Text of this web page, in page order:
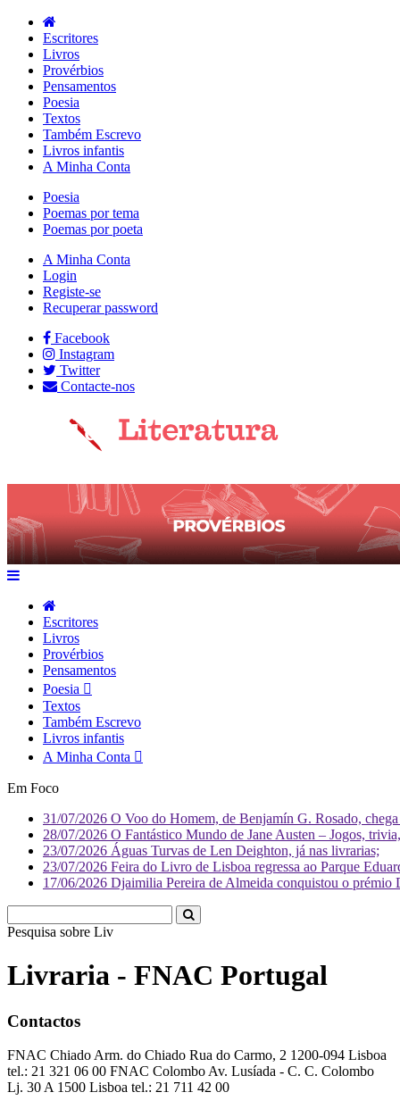
Escritores
Livros
Provérbios
Pensamentos
Poesia
Textos
Também Escrevo
Livros infantis
A Minha Conta
Poesia
Poemas por tema
Poemas por poeta
A Minha Conta
Login
Registe-se
Recuperar password
Facebook
Instagram
Twitter
Contacte-nos
Escritores
Livros
Provérbios
Pensamentos
Poesia
Textos
Também Escrevo
Livros infantis
A Minha Conta
Em Foco
31/07/2026 O Voo do Homem, de Benjamín G. Rosado,
28/07/2026 O Fantástico Mundo de Jane Austen – Jogos,
23/07/2026 Águas Turvas de Len Deighton, já nas livrarias;
23/07/2026 Feira do Livro de Lisboa regressa ao Parque
17/06/2026 Djaimilia Pereira de Almeida conquistou o
Pesquisa sobre Literatura
Livraria - FNAC Portugal
Contactos
FNAC Chiado Arm. do Chiado Rua do Carmo, 2 1200-094 Lisboa
tel.: 21 321 06 00 FNAC Colombo Av. Lusíada - C. C. Colombo
Lj. 30 A 1500 Lisboa tel.: 21 711 42 00